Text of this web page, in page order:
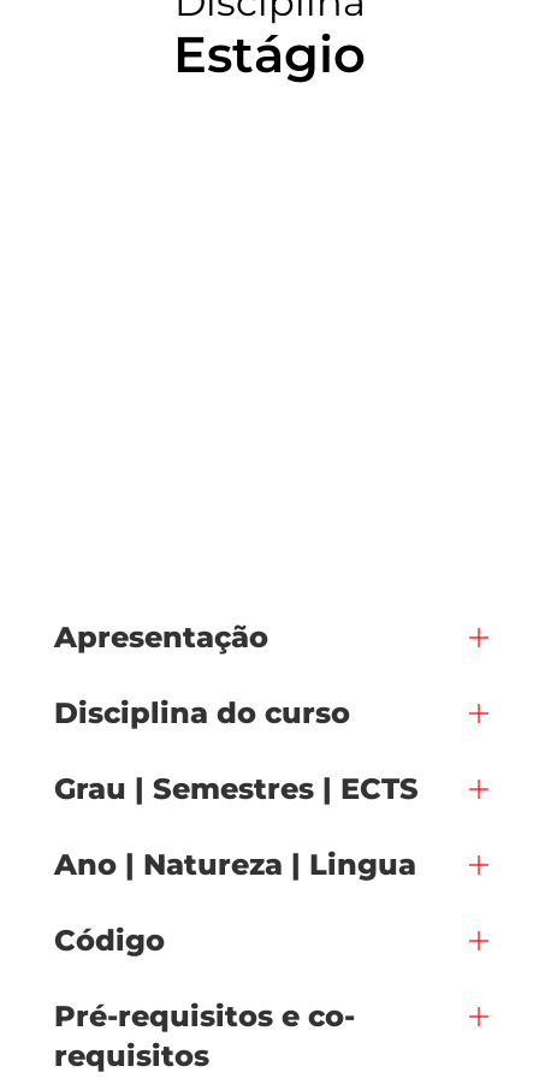
Estágio
Apresentação
Disciplina do curso
Grau | Semestres | ECTS
Ano | Natureza | Lingua
Código
Pré-requisitos e co-
requisitos